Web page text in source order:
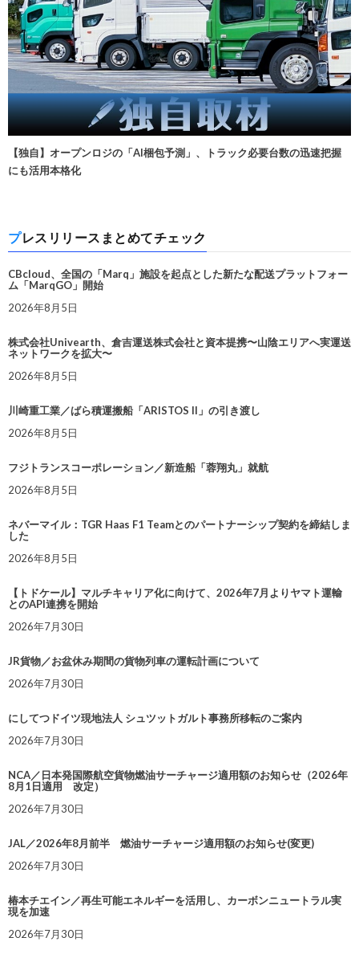
【独自】オープンロジの「AI梱包予測」、トラック必要台数の迅速把握
にも活用本格化
プレスリリースまとめてチェック
CBcloud、全国の「Marq」施設を起点とした新たな配送プラットフォー
ム「MarqGO」開始
2026年8月5日
株式会社Univearth、倉吉運送株式会社と資本提携〜山陰エリアへ実運送
ネットワークを拡大〜
2026年8月5日
川崎重工業／ばら積運搬船「ARISTOS II」の引き渡し
2026年8月5日
フジトランスコーポレーション／新造船「蓉翔丸」就航
2026年8月5日
ネバーマイル：TGR Haas F1 Teamとのパートナーシップ契約を締結しま
した
2026年8月5日
【トドケール】マルチキャリア化に向けて、2026年7月よりヤマト運輸
とのAPI連携を開始
2026年7月30日
JR貨物／お盆休み期間の貨物列車の運転計画について
2026年7月30日
にしてつドイツ現地法人 シュツットガルト事務所移転のご案内
2026年7月30日
NCA／日本発国際航空貨物燃油サーチャージ適用額のお知らせ（2026年
8月1日適用 改定）
2026年7月30日
JAL／2026年8月前半 燃油サーチャージ適用額のお知らせ(変更)
2026年7月30日
椿本チエイン／再生可能エネルギーを活用し、カーボンニュートラル実
現を加速
2026年7月30日